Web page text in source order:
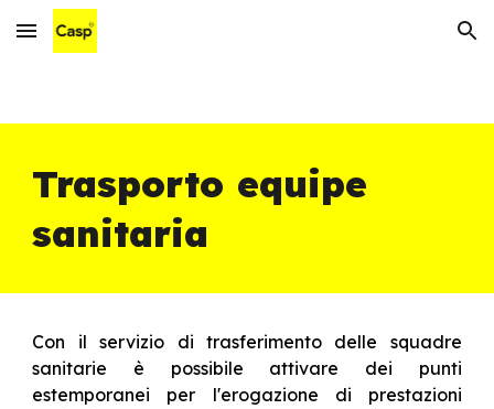
Skip to main content Skip to navigation
Trasporto equipe
sanitaria
Con il servizio di trasferimento delle squadre
sanitarie è possibile attivare dei punti
estemporanei per l'erogazione di prestazioni